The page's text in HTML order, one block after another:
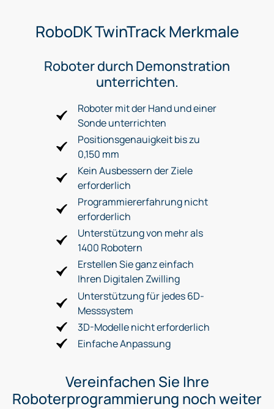
RoboDK TwinTrack Merkmale
Roboter durch Demonstration
unterrichten.
Roboter mit der Hand und einer
Sonde unterrichten
Positionsgenauigkeit bis zu
0,150 mm
Kein Ausbessern der Ziele
erforderlich
Programmiererfahrung nicht
erforderlich
Unterstützung von mehr als
1400 Robotern
Erstellen Sie ganz einfach
Ihren Digitalen Zwilling
Unterstützung für jedes 6D-
Messsystem
3D-Modelle nicht erforderlich
Einfache Anpassung
Vereinfachen Sie Ihre
Roboterprogrammierung noch weiter